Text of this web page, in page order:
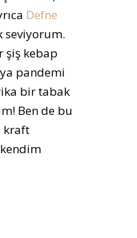
Defne
seviyorum.
şiş kebap
pandemi
bir tabak
Ben de bu
kraft